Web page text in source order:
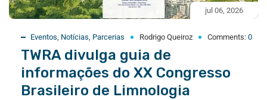
jul 06, 2026
Eventos, Notícias, Parcerias Rodrigo Queiroz Comments: 0
TWRA divulga guia de
informações do XX Congresso
Brasileiro de Limnologia